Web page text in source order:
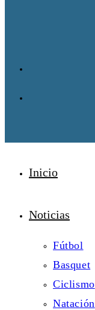
Inicio
Noticias
Fútbol
Basquet
Ciclismo
Natación